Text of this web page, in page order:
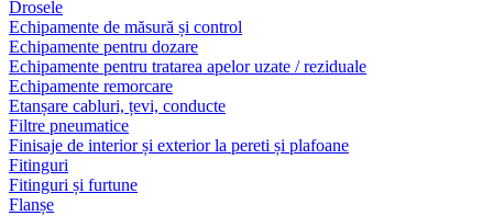
Drosele
Echipamente de măsură și control
Echipamente pentru dozare
Echipamente pentru tratarea apelor uzate / reziduale
Echipamente remorcare
Etanșare cabluri, țevi, conducte
Filtre pneumatice
Finisaje de interior și exterior la pereti și plafoane
Fitinguri
Fitinguri și furtune
Flanșe